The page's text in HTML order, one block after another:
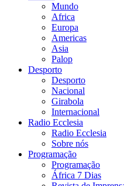
Mundo
Africa
Europa
Americas
Asia
Palop
Desporto
Desporto
Nacional
Girabola
Internacional
Radio Ecclesia
Radio Ecclesia
Sobre nós
Programação
Programação
África 7 Dias